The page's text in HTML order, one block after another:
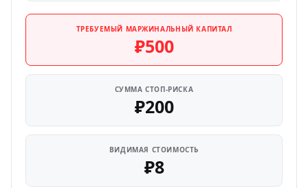
ТРЕБУЕМЫЙ МАРЖИНАЛЬНЫЙ КАПИТАЛ
₽500
СУММА СТОП-РИСКА
₽200
ВИДИМАЯ СТОИМОСТЬ
₽8